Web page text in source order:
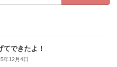
てできたよ！
年12月4日